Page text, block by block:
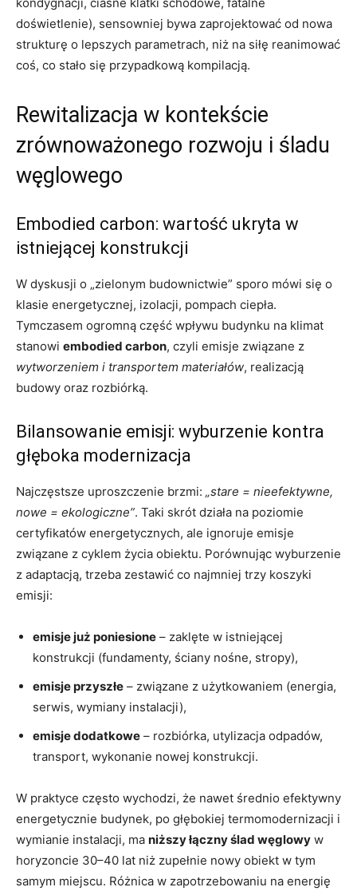
doświetlenie), sensowniej bywa zaprojektować od nowa
strukturę o lepszych parametrach, niż na siłę reanimować
coś, co stało się przypadkową kompilacją.
Rewitalizacja w kontekście
zrównoważonego rozwoju i śladu
węglowego
Embodied carbon: wartość ukryta w
istniejącej konstrukcji
W dyskusji o „zielonym budownictwie” sporo mówi się o
klasie energetycznej, izolacji, pompach ciepła.
Tymczasem ogromną część wpływu budynku na klimat
stanowi embodied carbon, czyli emisje związane z
wytworzeniem i transportem materiałów, realizacją
budowy oraz rozbiórką.
Bilansowanie emisji: wyburzenie kontra
głęboka modernizacja
Najczęstsze uproszczenie brzmi: „stare = nieefektywne,
nowe = ekologiczne”. Taki skrót działa na poziomie
certyfikatów energetycznych, ale ignoruje emisje
związane z cyklem życia obiektu. Porównując wyburzenie
z adaptacją, trzeba zestawić co najmniej trzy koszyki
emisji:
emisje już poniesione – zaklęte w istniejącej
konstrukcji (fundamenty, ściany nośne, stropy),
emisje przyszłe – związane z użytkowaniem (energia,
serwis, wymiany instalacji),
emisje dodatkowe – rozbiórka, utylizacja odpadów,
transport, wykonanie nowej konstrukcji.
W praktyce często wychodzi, że nawet średnio efektywny
energetycznie budynek, po głębokiej termomodernizacji i
wymianie instalacji, ma niższy łączny ślad węglowy w
horyzoncie 30–40 lat niż zupełnie nowy obiekt w tym
samym miejscu. Różnica w zapotrzebowaniu na energię